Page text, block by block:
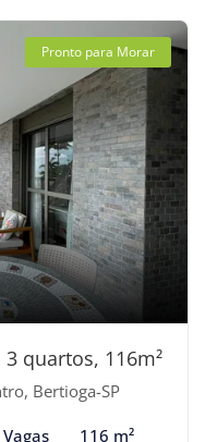
Pronto para Morar
quartos, 116m²
Bertioga-SP
116 m²